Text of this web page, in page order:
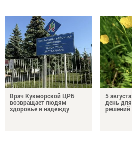
Врач Кукморской ЦРБ
возвращает людям
здоровье и надежду
5
день
решений